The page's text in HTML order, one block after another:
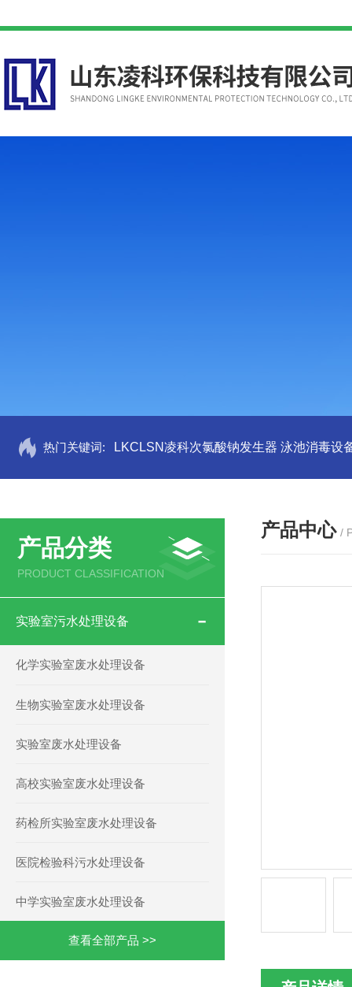
热门关键词: LKCLSN凌科次氯酸钠发生器 泳池消毒设
产品分类
PRODUCT CLASSIFICATION
实验室污水处理设备
化学实验室废水处理设备
生物实验室废水处理设备
实验室废水处理设备
高校实验室废水处理设备
药检所实验室废水处理设备
医院检验科污水处理设备
中学实验室废水处理设备
查看全部产品 >>
产品中心 /